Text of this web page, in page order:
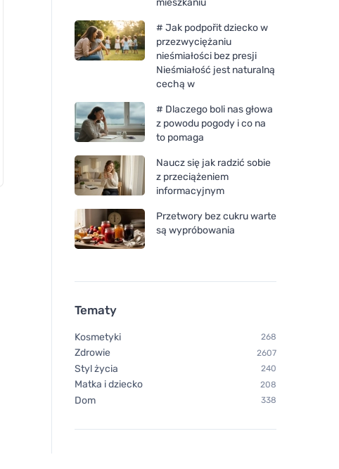
Incognito Ochronny
dezodorant krystaliczny
pachnie uciążliwymi
owadami
Kvitok Stały
# Jak podpořit dziecko w
przezwyciężaniu
nieśmiałości bez presji
Nieśmiałość jest naturalną
cechą w
# Dlaczego boli nas głowa
z powodu pogody i co na
to pomaga
Naucz się jak radzić sobie
z przeciążeniem
informacyjnym
Przetwory bez cukru warte
są wypróbowania
Tematy
Kosmetyki 268
Zdrowie 2607
Styl życia 240
Matka i dziecko 208
Dom 338